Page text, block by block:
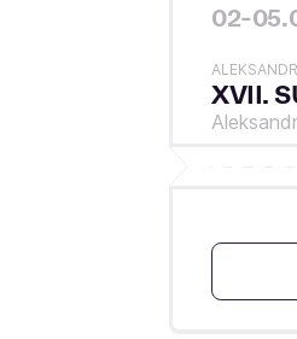
02-
XVII.